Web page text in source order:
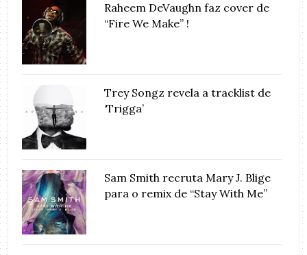
Raheem DeVaughn faz cover de
“Fire We Make” !
Trey Songz revela a tracklist de
‘Trigga’
Sam Smith recruta Mary J. Blige
para o remix de “Stay With Me”